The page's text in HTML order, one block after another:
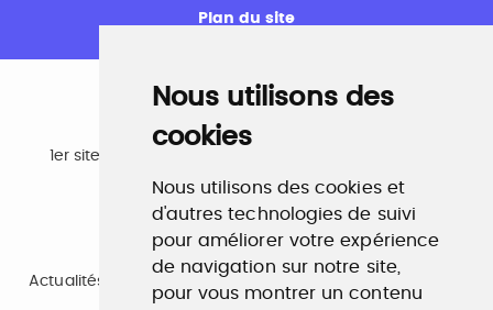
Nous utilisons des
cookies
Nous utilisons des cookies et
d'autres technologies de suivi
pour améliorer votre expérience
de navigation sur notre site,
pour vous montrer un contenu
Plan du site
Emploi
1er site emploi du secteur culturel 784.000 visites et
www.profilculture.com
Formation
Actualités, guide et annuaire des formations aux métiers
de la culture.